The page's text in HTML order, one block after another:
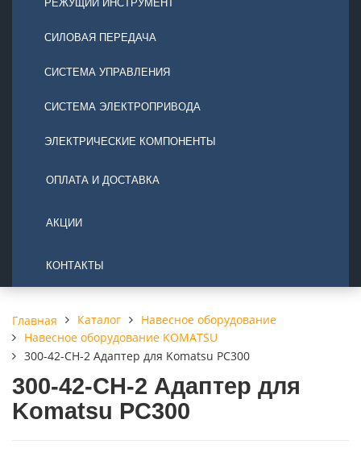
РЕЖУЩИЙ ИНСТРУМЕНТ
СИЛОВАЯ ПЕРЕДАЧА
СИСТЕМА УПРАВЛЕНИЯ
СИСТЕМА ЭЛЕКТРОПРИВОДА
ЭЛЕКТРИЧЕСКИЕ КОМПОНЕНТЫ
ОПЛАТА И ДОСТАВКА
АКЦИИ
КОНТАКТЫ
Главная Каталог
Навесное оборудование
Навесное оборудование KOMATSU
300-42-CH-2 Адаптер для Komatsu PC300
300-42-CH-2 Адаптер для
Komatsu PC300